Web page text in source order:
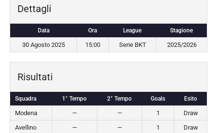
Dettagli
Data Ora League Stagione
30 Agosto 2025 15:00 Serie BKT 2025/2026
Risultati
Squadra 1° Tempo 2° Tempo Goals Esito
Modena — — 1
Draw
Avellino
— — 1 Draw